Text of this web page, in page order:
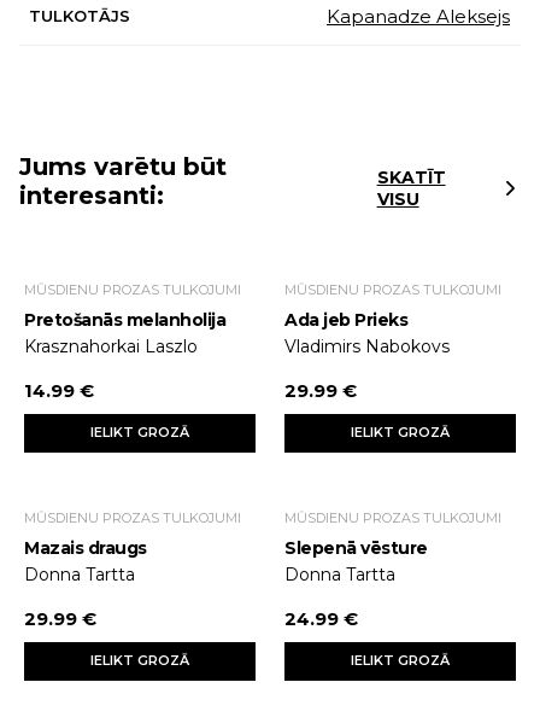
TULKOTĀJS Kapanadze Aleksejs
Jums varētu būt
interesanti:
SKATĪT
VISU
MŪSDIENU PROZAS TULKOJUMI
Pretošanās melanholija
Krasznahorkai Laszlo
14.99 €
IELIKT GROZĀ
MŪSDIENU PROZAS TULKOJUMI
Ada jeb Prieks
Vladimirs Nabokovs
29.99 €
IELIKT GROZĀ
MŪSDIENU PROZAS TULKOJUMI
Mazais draugs
Donna Tartta
29.99 €
IELIKT GROZĀ
MŪSDIENU PROZAS TULKOJUMI
Slepenā vēsture
Donna Tartta
24.99 €
IELIKT GROZĀ